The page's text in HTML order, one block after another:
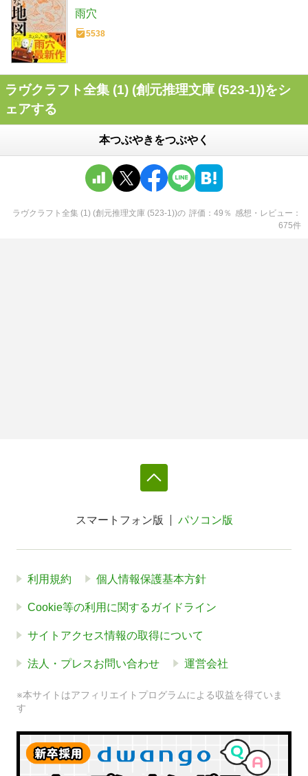
雨穴
5538
ラヴクラフト全集 (1) (創元推理文庫 (523‐1))をシ
ェアする
本つぶやきをつぶやく
ラヴクラフト全集 (1) (創元推理文庫 (523‐1))の 評価 49 ％ 感想・レビュー
675件
スマートフォン版 パソコン版
利用規約 個人情報保護基本方針
Cookie等の利用に関するガイドライン
サイトアクセス情報の取得について
法人・プレスお問い合わせ 運営会社
※本サイトはアフィリエイトプログラムによる収益を得ていま
す